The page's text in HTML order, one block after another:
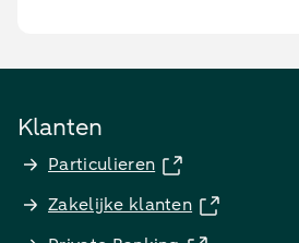
Klanten
Particulieren
Zakelijke klanten